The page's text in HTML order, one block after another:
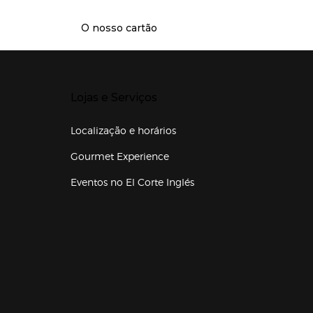
O nosso cartão
Localização e horários
Gourmet Experience
Eventos no El Corte Inglés